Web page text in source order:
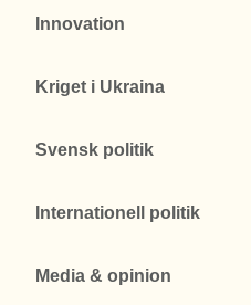
Innovation
Kriget i Ukraina
Svensk politik
Internationell politik
Media & opinion